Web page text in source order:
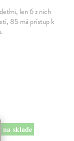
len 6 z nich
85 má prístup k
na sklade